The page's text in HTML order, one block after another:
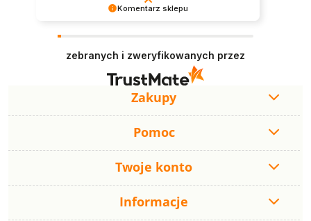
Komentarz sklepu
nas najlepsza motywacja do dalszego rozwoju.
Staramy się, aby zakupy w naszym sklepie były
wygodne, szybkie i satysfakcjonujące. Miło
wiedzieć, że nasze starania są doceniane.
zebranych i zweryfikowanych przez
Zakupy
Pomoc
Twoje konto
Informacje